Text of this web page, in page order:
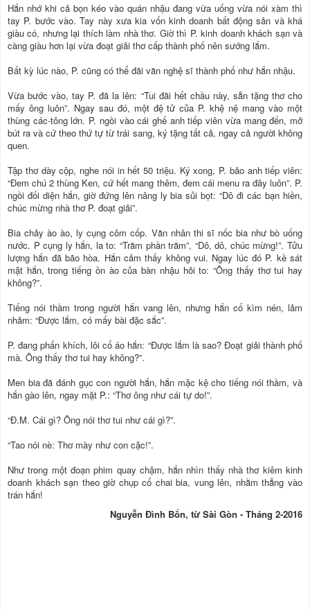
Hắn nhớ khi cả bọn kéo vào quán nhậu đang vừa uống vừa nói xàm thì
tay P. bước vào. Tay này xưa kia vốn kinh doanh bất động sản và khá
giàu có, nhưng lại thích làm nhà thơ. Giờ thì P. kinh doanh khách sạn và
càng giàu hơn lại vừa đoạt giải thơ cấp thành phố nên sướng lắm.
Bất kỳ lúc nào, P. cũng có thể đãi văn nghệ sĩ thành phố như hắn nhậu.
Vừa bước vào, tay P. đã la lên: “Tui đãi hết chầu này, sẵn tặng thơ cho
mấy ông luôn”. Ngay sau đó, một đệ tử của P. khệ nệ mang vào một
thùng các-tông lớn. P. ngồi vào cái ghế anh tiếp viên vừa mang đến, mở
bút ra và cứ theo thứ tự từ trái sang, ký tặng tất cả, ngay cả người không
quen.
Tập thơ dày cộp, nghe nói in hết 50 triệu. Ký xong, P. bảo anh tiếp viên:
“Đem chú 2 thùng Ken, cứ hết mang thêm, đem cái menu ra đây luôn”. P.
ngồi đối diện hắn, giờ đứng lên nâng ly bia sủi bọt: “Dô đi các bạn hiền,
chúc mừng nhà thơ P. đoạt giải”.
Bia chảy ào ào, ly cụng côm cốp. Văn nhân thi sĩ nốc bia như bò uống
nước. P cụng ly hắn, la to: “Trăm phần trăm”, “Dô, dô, chúc mừng!”. Tửu
lượng hắn đã bão hòa. Hắn cảm thấy không vui. Ngay lúc đó P. kề sát
mặt hắn, trong tiếng ồn ào của bàn nhậu hỏi to: “Ông thấy thơ tui hay
không?”.
Tiếng nói thầm trong người hắn vang lên, nhưng hắn cố kìm nén, lảm
nhảm: “Được lắm, có mấy bài đặc sắc”.
P. đang phấn khích, lôi cổ áo hắn: “Được lắm là sao? Đoạt giải thành phố
mà. Ông thấy thơ tui hay không?”.
Men bia đã đánh gục con người hắn, hắn mặc kệ cho tiếng nói thầm, và
hắn gào lên, ngay mặt P.: “Thơ ông như cái tự do!”.
“Đ.M. Cái gì? Ông nói thơ tui như cái gì?”.
“Tao nói nè: Thơ mày như con cặc!”.
Như trong một đoạn phim quay chậm, hắn nhìn thấy nhà thơ kiêm kinh
doanh khách sạn theo giờ chụp cổ chai bia, vung lên, nhằm thẳng vào
trán hắn!
Nguyễn Đình Bổn, từ Sài Gòn - Tháng 2-2016